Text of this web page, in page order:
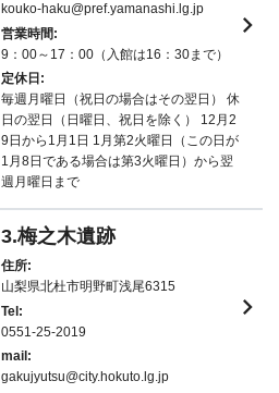
kouko-haku@pref.yamanashi.lg.jp
営業時間:
9：00～17：00（入館は16：30まで）
定休日:
毎週月曜日（祝日の場合はその翌日） 休
日の翌日（日曜日、祝日を除く） 12月2
9日から1月1日 1月第2火曜日（この日が
1月8日である場合は第3火曜日）から翌
週月曜日まで
keyboard_arrow_right
3.梅之木遺跡
住所:
山梨県北杜市明野町浅尾6315
Tel:
0551-25-2019
mail:
gakujyutsu@city.hokuto.lg.jp
keyboard_arrow_right